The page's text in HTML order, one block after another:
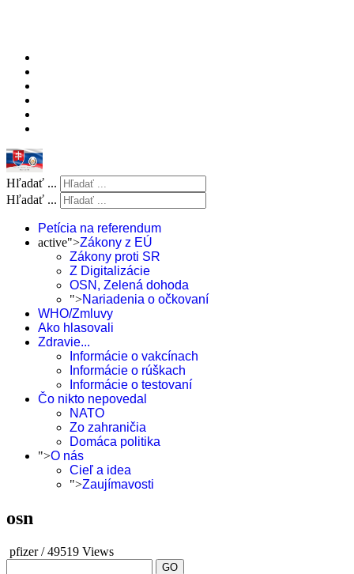
Hľadať ...
Hľadať ...
Petícia na referendum
active">Zákony z EÚ
Zákony proti SR
Z Digitalizácie
OSN, Zelená dohoda
">Nariadenia o očkovaní
WHO/Zmluvy
Ako hlasovali
Zdravie...
Informácie o vakcínach
Informácie o rúškach
Informácie o testovaní
Čo nikto nepovedal
NATO
Zo zahraničia
Domáca politika
">O nás
Cieľ a idea
">Zaujímavosti
osn
pfizer/49519 Views
GO